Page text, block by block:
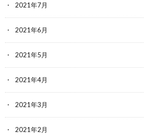
2021年7月
2021年6月
2021年5月
2021年4月
2021年3月
2021年2月